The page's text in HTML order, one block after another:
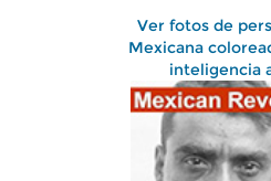
Ver fotos de
Mexicana
inteligencia